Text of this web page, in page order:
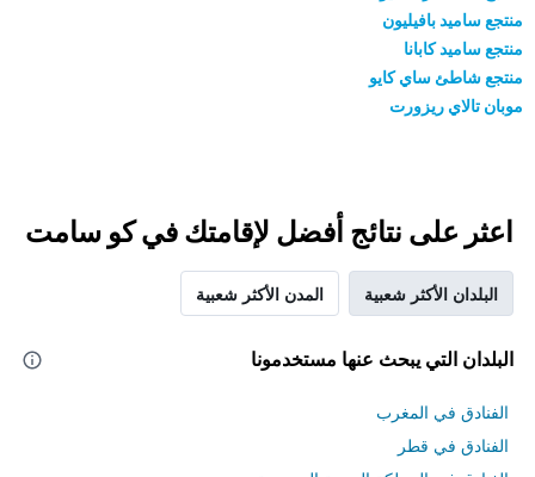
منتجع ساميد بافيليون
منتجع ساميد كابانا
منتجع شاطئ ساي كايو
موبان تالاي ريزورت
اعثر على نتائج أفضل لإقامتك في كو سامت
البلدان الأكثر شعبية المدن الأكثر شعبية
البلدان التي يبحث عنها مستخدمونا
الفنادق في المغرب
الفنادق في قطر